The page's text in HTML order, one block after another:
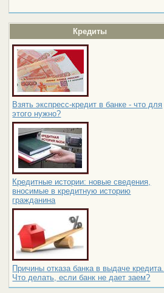
Кредиты
Взять экспресс-кредит в банке - что для
этого нужно?
Кредитные истории: новые сведения,
вносимые в кредитную историю
гражданина
Причины отказа банка в выдаче кредита.
Что делать, если банк не дает заем?